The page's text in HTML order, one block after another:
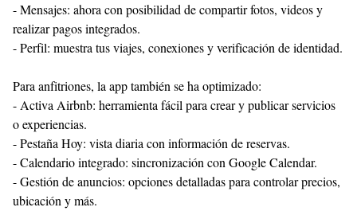
- Mensajes: ahora con posibilidad de compartir fotos, videos y
realizar pagos integrados.
- Perfil: muestra tus viajes, conexiones y verificación de identidad.
Para anfitriones, la app también se ha optimizado:
- Activa Airbnb: herramienta fácil para crear y publicar servicios
o experiencias.
- Pestaña Hoy: vista diaria con información de reservas.
- Calendario integrado: sincronización con Google Calendar.
- Gestión de anuncios: opciones detalladas para controlar precios,
ubicación y más.